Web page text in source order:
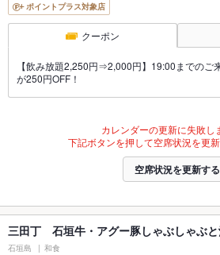
ポイントプラス対象店
クーポン
【飲み放題2,250円⇒2,000円】19:00までのご
が250円OFF！
カレンダーの更新に失敗し
下記ボタンを押して空席状況を更新
空席状況を更新する
三田丁 石垣牛・アグー豚しゃぶしゃぶ
石垣島 和食